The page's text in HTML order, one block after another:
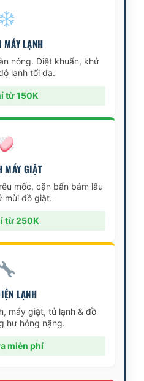
MÁY LẠNH
nóng. Diệt khuẩn, khử
lạnh tối đa.
từ 150K
MÁY GIẶT
mốc, cặn bẩn bám lâu
mùi đồ giặt.
từ 250K
LẠNH
máy giặt, tủ lạnh & đồ
hư hỏng nặng.
miễn phí